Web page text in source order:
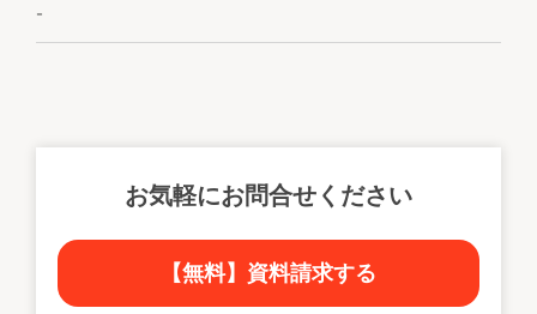
-
お気軽にお問合せください
【無料】資料請求する